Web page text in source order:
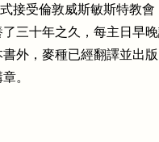
接受倫敦威斯敏斯特教
三十年之久，每主日早
外，麥種已經翻譯並出
。